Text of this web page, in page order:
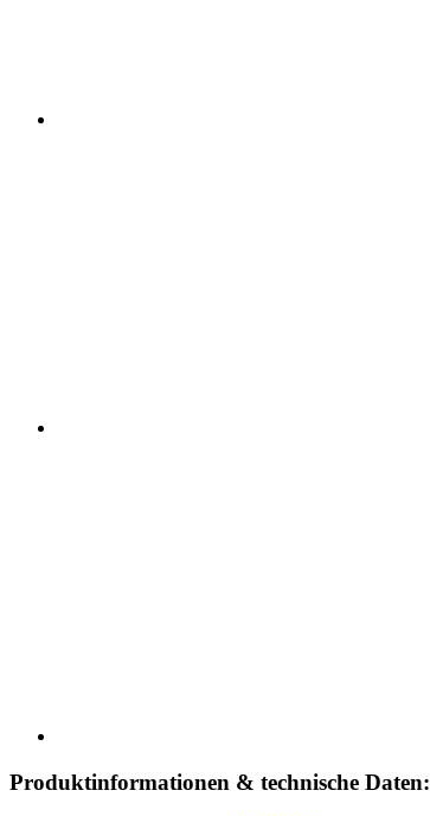
Produktinformationen & technische Daten: